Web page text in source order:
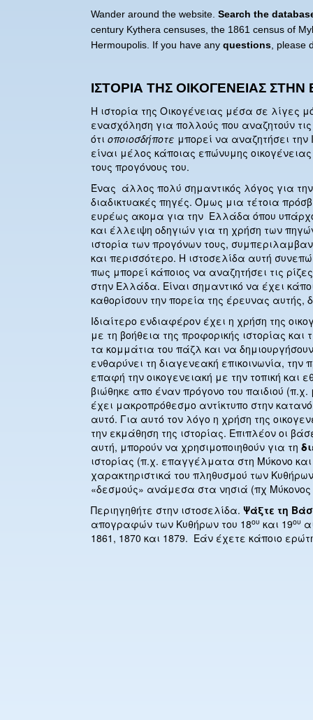
Wander around the website. Search the
century Kythera censuses, the 1861 census of
Hermoupolis. If you have any questions, please
ΙΣΤΟΡΙΑ ΤΗΣ ΟΙΚΟΓΕΝΕΙΑΣ
Η ιστορία της Οικογένειας μέσα σε λίγες
ενασχόληση για πολλούς που αναζητούν
ότι οποιοσδήποτε μπορεί να αναζητήσει την
είναι μέλος κάποιας επώνυμης οικογένειας
τους προγόνους του.
Ένας άλλος πολύ σημαντικός λόγος για
διαδικτυακές πηγές. Όμως μια τέτοια
ευρέως ακομα για την Ελλάδα όπου
και έλλειψη οδηγιών για τη χρήση των
ιστορία των προγόνων τους,
και περισσότερο. Η ιστοσελίδα αυτή
πως μπορεί κάποιος να αναζητήσει τις
στην Ελλάδα. Είναι σημαντικό να έχει
καθορίσουν την πορεία της έρευνας αυτής,
Ιδιαίτερο ενδιαφέρον έχει η χρήση της
με τη βοήθεια της προφορικής ιστορίας
τα κομμάτια του πάζλ και να
ενθαρύνει τη διαγενεακή επικοινωνία,
επαφή την οικογενειακή με την τοπική και
βιώθηκε απο έναν πρόγονο του παιδιού
έχει μακροπρόθεσμο αντίκτυπο στην
αυτό. Για αυτό τον λόγο η χρήση της
την εκμάθηση της ιστορίας. Επιπλέον οι
αυτή, μπορούν να χρησιμοποιηθούν για τη
ιστορίας (π.χ. επαγγέλματα στη Μύκονο
χαρακτηριστικά του πληθυσμού των
«δεσμούς» ανάμεσα στα νησιά (πχ
Περιηγηθήτε στην ιστοσελίδα. Ψάξτε τη
απογραφών των Κυθήρων του 18ου και 19ου
1861, 1870 και 1879. Εάν έχετε κάποιο